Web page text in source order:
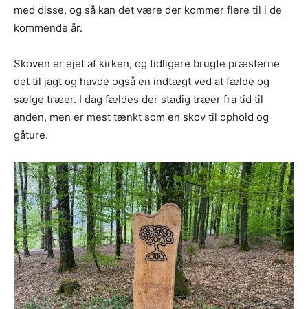
med disse, og så kan det være der kommer flere til i de
kommende år.
Skoven er ejet af kirken, og tidligere brugte præsterne
det til jagt og havde også en indtægt ved at fælde og
sælge træer. I dag fældes der stadig træer fra tid til
anden, men er mest tænkt som en skov til ophold og
gåture.